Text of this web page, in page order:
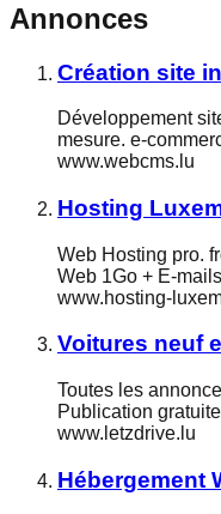
Annonces
Création site
Développement
mesure. e-
www.webcms.lu
Hosting
Web Hosting pro.
Web 1Go + E-
www.hosting-
Voitures neuf
Toutes les
Publication
www.letzdrive.lu
Hébergement